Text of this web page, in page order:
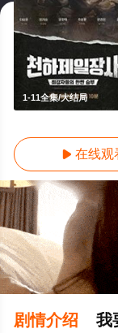
1-11全集/大结局
 在线观
剧情介绍 我